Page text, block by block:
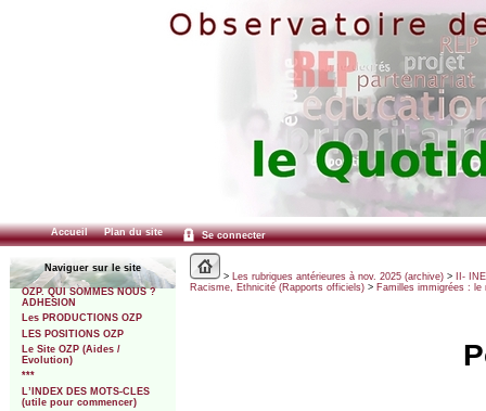
Accueil Plan du site Se connecter
Naviguer sur le site
OZP. QUI SOMMES NOUS ?
ADHESION
Les PRODUCTIONS OZP
LES POSITIONS OZP
Le Site OZP (Aides /
Evolution)
***
L’INDEX DES MOTS-CLES
(utile pour commencer)
> Les rubriques antérieures à nov. 2025 (archive)>
II-
Racisme, Ethnicité (Rapports officiels)> Familles immigrées : le